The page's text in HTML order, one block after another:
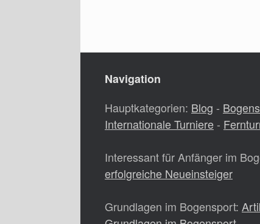
Navigation
Hauptkategorien: Blog -
Internationale Turniere -
Interessant für Anfänger im
erfolgreiche Neueinsteiger
Grundlagen im Bogensport: